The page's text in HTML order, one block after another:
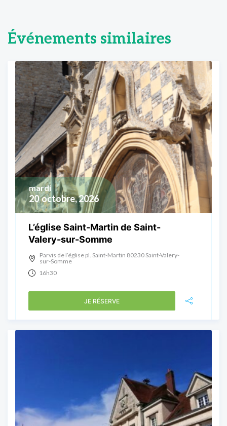
Événements similaires
20 octobre, 2026
mardi
L’église Saint-Martin de Saint-
Valery-sur-Somme
Parvis de l’église pl. Saint-Martin 80230 Saint-Valery-
sur-Somme
16h30
JE RÉSERVE